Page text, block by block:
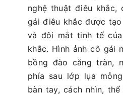
nghệ thuật điêu
gái điêu khắc được
và đôi mắt tinh tế
khắc. Hình ảnh cô gái
bồng đào căng tràn,
phía sau lớp lụa
bàn tay, cách nhìn,